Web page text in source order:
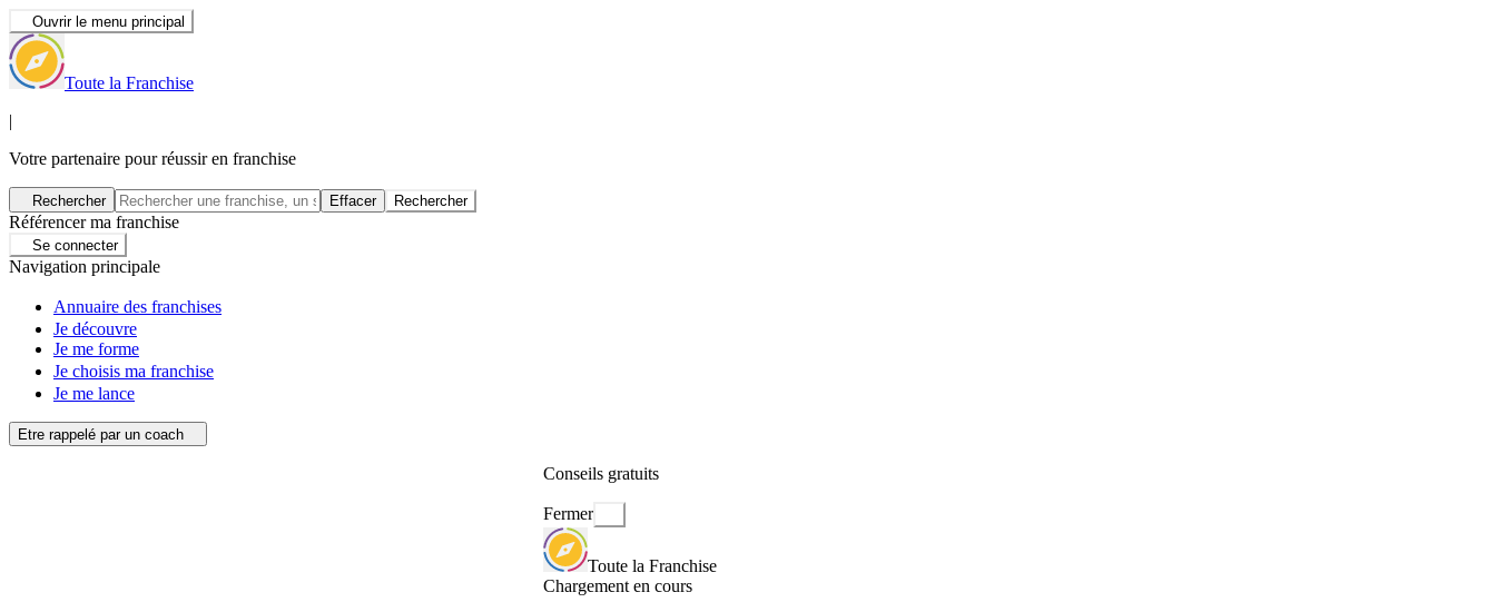
Ouvrir le menu principal
Toute la Franchise
|
Votre partenaire pour réussir en franchise
Rechercher Effacer Rechercher
Référencer ma franchise
Se connecter
Navigation principale
Annuaire des franchises
Je découvre
Je me forme
Je choisis ma franchise
Je me lance
Etre rappelé par un coach
Conseils gratuits
Fermer
Toute la Franchise
Chargement en cours